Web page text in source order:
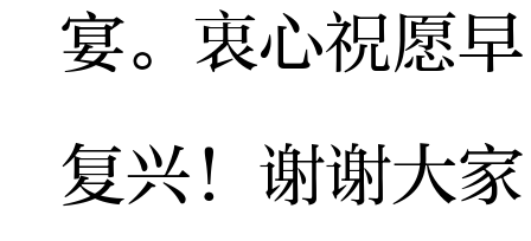
宴。衷心祝愿
复兴！谢谢大